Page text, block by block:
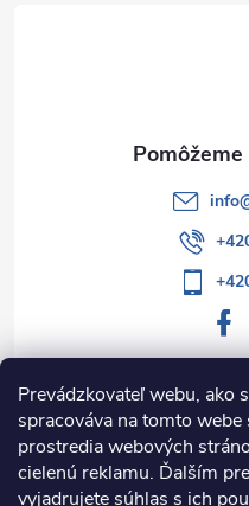
Prevádzkovateľ webu, ako
spracováva na tomto
prostredia webových
cielenú reklamu. Ďalším
vyjadrujete súhlas s ich
Informácie pre vás
Kategórie
info